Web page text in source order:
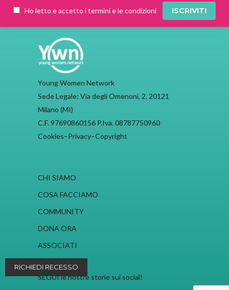
Ho letto e accetto i termini e le condizioni
Young Women Network
Sede Legale: Via degli Omenoni, 2, 20121
Milano (MI)
C.F. 97690860156 P.Iva. 08787750960
Cookies–Privacy–Copyright
CHI SIAMO
COSA FACCIAMO
COMMUNITY
DONA ORA
ASSOCIATI
SEGUI le nostre storie sui social!
RICHIEDI RECESSO